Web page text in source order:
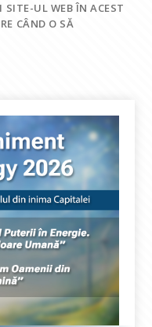
UL WEB ÎN ACEST
CÂND O SĂ